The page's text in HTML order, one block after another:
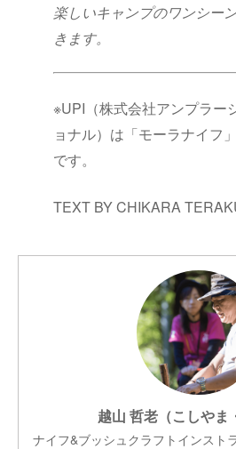
楽しいキャンプのワンシー
きます。
※UPI（株式会社アンプラー
ョナル）は「モーラナイフ
です。
TEXT BY CHIKARA
越山 哲老（こしやま
ナイフ&ブッシュクラフトインスト